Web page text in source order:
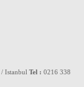
Istanbul Tel : 0216 338